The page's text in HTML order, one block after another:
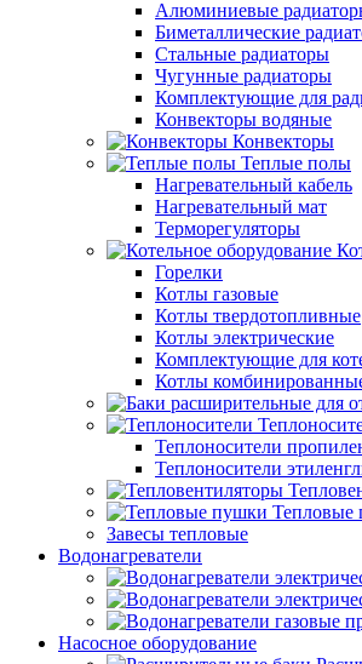
Алюминиевые
Биметаллические
Стальные радиаторы
Чугунные радиаторы
Комплектующие для
Конвекторы водяные
Конвекторы
Теплые полы
Нагревательный кабель
Нагревательный мат
Терморегуляторы
Горелки
Котлы газовые
Котлы твердотопливные
Котлы электрические
Комплектующие для
Котлы
Теплоносители
Теплоносители
Тепловые
Завесы тепловые
Водонагреватели
Насосное оборудование